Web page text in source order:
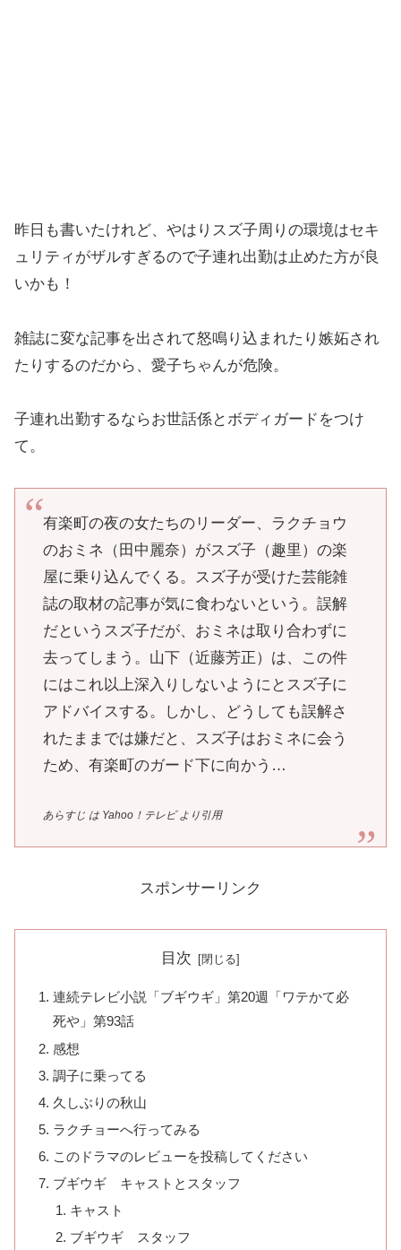
昨日も書いたけれど、やはりスズ子周りの環境はセキ
ュリティがザルすぎるので子連れ出勤は止めた方が良
いかも！
雑誌に変な記事を出されて怒鳴り込まれたり嫉妬され
たりするのだから、愛子ちゃんが危険。
子連れ出勤するならお世話係とボディガードをつけ
て。
有楽町の夜の女たちのリーダー、ラクチョウ
のおミネ（田中麗奈）がスズ子（趣里）の楽
屋に乗り込んでくる。スズ子が受けた芸能雑
誌の取材の記事が気に食わないという。誤解
だというスズ子だが、おミネは取り合わずに
去ってしまう。山下（近藤芳正）は、この件
にはこれ以上深入りしないようにとスズ子に
アドバイスする。しかし、どうしても誤解さ
れたままでは嫌だと、スズ子はおミネに会う
ため、有楽町のガード下に向かう…
あらすじ は Yahoo！テレビ より引用
スポンサーリンク
目次
連続テレビ小説「ブギウギ」第20週「ワテかて必
死や」第93話
感想
調子に乗ってる
久しぶりの秋山
ラクチョーへ行ってみる
このドラマのレビューを投稿してください
ブギウギ キャストとスタッフ
キャスト
ブギウギ スタッフ